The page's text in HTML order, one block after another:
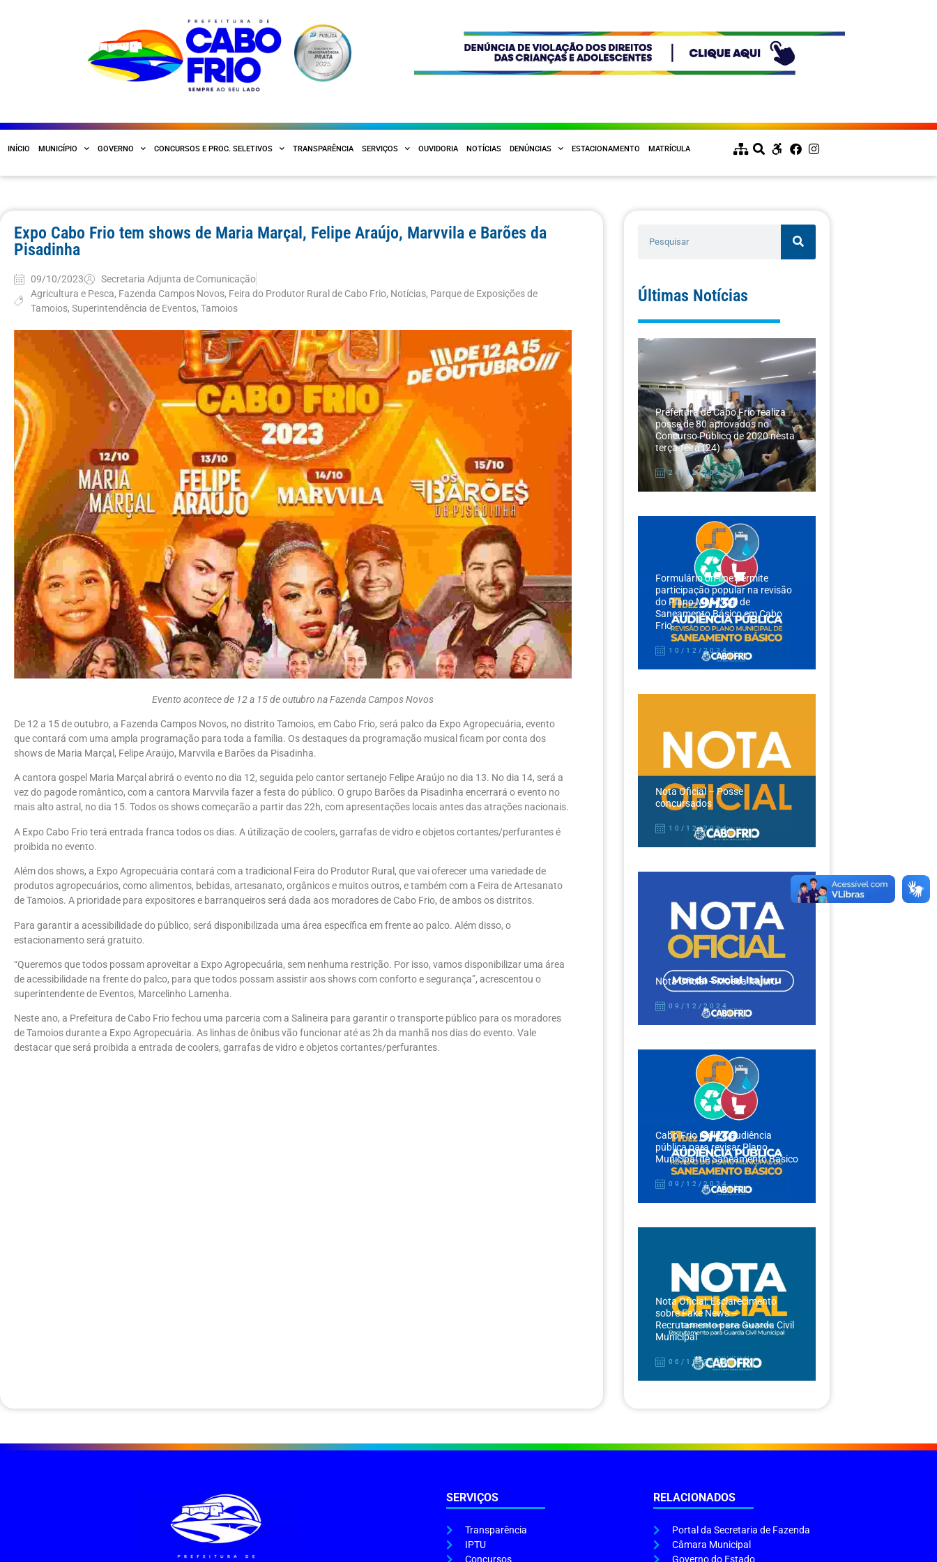
INÍCIO MUNICÍPIO GOVERNO CONCURSOS E PROC. SELETIVOS TRANSPARÊNCIA SERVIÇOS OUVIDORIA NOTÍCIAS DENÚNCIAS ESTACIONAMENTO MATRÍCULA
Expo Cabo Frio tem shows de Maria Marçal, Felipe Araújo, Marvvila e Barões da
Pisadinha
09/10/2023
Secretaria Adjunta de Comunicação
Agricultura e Pesca, Fazenda Campos Novos, Feira do Produtor Rural de Cabo Frio, Notícias, Parque de Exposições de
Tamoios, Superintendência de Eventos, Tamoios
Evento acontece de 12 a 15 de outubro na Fazenda Campos Novos
De 12 a 15 de outubro, a Fazenda Campos Novos, no distrito Tamoios, em Cabo Frio, será palco da Expo Agropecuária, evento
que contará com uma ampla programação para toda a família. Os destaques da programação musical ficam por conta dos
shows de Maria Marçal, Felipe Araújo, Marvvila e Barões da Pisadinha.
A cantora gospel Maria Marçal abrirá o evento no dia 12, seguida pelo cantor sertanejo Felipe Araújo no dia 13. No dia 14, será a
vez do pagode romântico, com a cantora Marvvila fazer a festa do público. O grupo Barões da Pisadinha encerrará o evento no
mais alto astral, no dia 15. Todos os shows começarão a partir das 22h, com apresentações locais antes das atrações nacionais.
A Expo Cabo Frio terá entrada franca todos os dias. A útilização de coolers, garrafas de vidro e objetos cortantes/perfurantes é
proibida no evento.
Além dos shows, a Expo Agropecuária contará com a tradicional Feira do Produtor Rural, que vai oferecer uma variedade de
produtos agropecuários, como alimentos, bebidas, artesanato, orgânicos e muitos outros, e também com a Feira de Artesanato
de Tamoios. A prioridade para expositores e barranqueiros será dada aos moradores de Cabo Frio, de ambos os distritos.
Para garantir a acessibilidade do público, será disponibilizada uma área específica em frente ao palco. Além disso, o
estacionamento será gratuito.
“Queremos que todos possam aproveitar a Expo Agropecuária, sem nenhuma restrição. Por isso, vamos disponibilizar uma área
de acessibilidade na frente do palco, para que todos possam assistir aos shows com conforto e segurança”, acrescentou o
superintendente de Eventos, Marcelinho Lamenha.
Neste ano, a Prefeitura de Cabo Frio fechou uma parceria com a Salineira para garantir o transporte público para os moradores
de Tamoios durante a Expo Agropecuária. As linhas de ônibus vão funcionar até as 2h da manhã nos dias do evento. Vale
destacar que será proibida a entrada de coolers, garrafas de vidro e objetos cortantes/perfurantes.
Últimas Notícias
Prefeitura de Cabo Frio realiza
posse de 80 aprovados no
Concurso Público de 2020 nesta
terça-feira (24)
24/12/2024
Formulário on-line permite
participação popular na revisão
do Plano Municipal de
Saneamento Básico em Cabo
Frio
10/12/2024
Nota Oficial – Posse
concursados
10/12/2024
Nota Oficial – Moeda Itajuru
09/12/2024
Cabo Frio realiza audiência
pública para revisar Plano
Municipal de Saneamento Básico
09/12/2024
Nota Oficial: Esclarecimento
sobre Fake News –
Recrutamento para Guarda Civil
Municipal
06/12/2024
SERVIÇOS
Transparência
IPTU
Concursos
RELACIONADOS
Portal da Secretaria de Fazenda
Câmara Municipal
Governo do Estado